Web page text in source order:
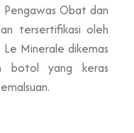
Obat dan
tersertifikasi oleh
Minerale dikemas
botol yang keras